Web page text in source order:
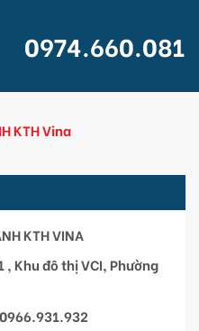
0974.660.081
KTH Vina
KTH VINA
Khu đô thị VCI, Phường